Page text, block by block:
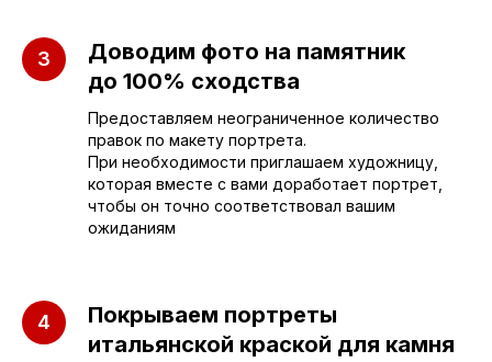
Доводим фото на памятник
до 100% сходства
Предоставляем неограниченное количество
правок по макету портрета.
При необходимости приглашаем художницу,
которая вместе с вами доработает портрет,
чтобы он точно соответствовал вашим
ожиданиям
Покрываем портреты
итальянской краской для камня